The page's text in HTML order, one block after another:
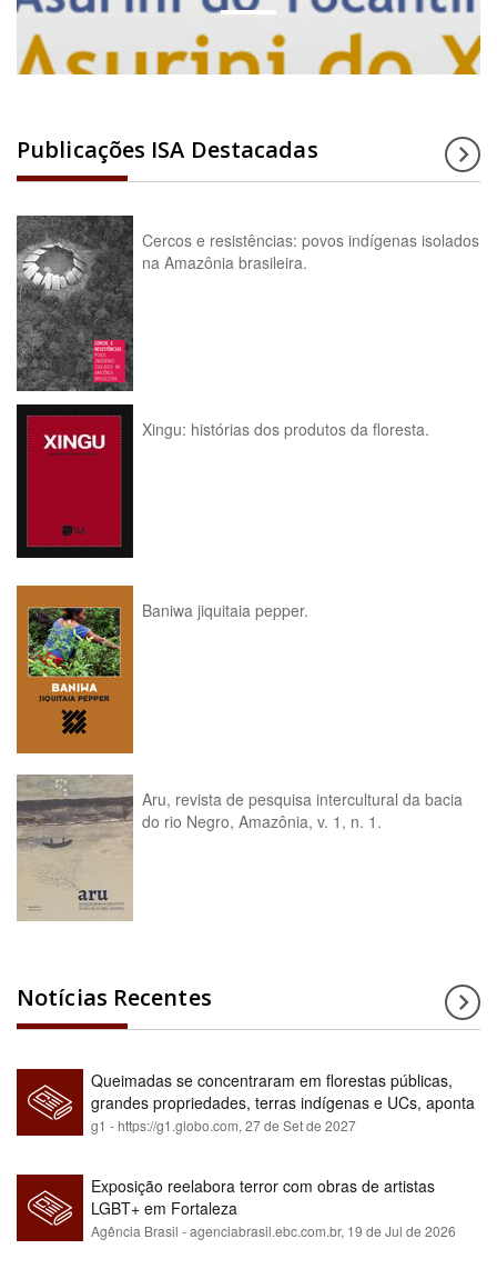
Publicações ISA Destacadas
Cercos e resistências: povos indígenas isolados
na Amazônia brasileira.
Xingu: histórias dos produtos da floresta.
Baniwa jiquitaia pepper.
Aru, revista de pesquisa intercultural da bacia
do rio Negro, Amazônia, v. 1, n. 1.
Notícias Recentes
Queimadas se concentraram em florestas públicas,
grandes propriedades, terras indígenas e UCs, aponta
relatório
g1 - https://g1.globo.com,27 de Set de 2027
Exposição reelabora terror com obras de artistas
LGBT+ em Fortaleza
Agência Brasil - agenciabrasil.ebc.com.br, 19 de Jul de 2026